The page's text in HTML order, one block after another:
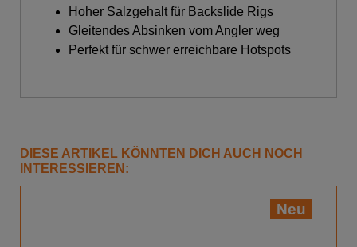
Hoher Salzgehalt für Backslide Rigs
Gleitendes Absinken vom Angler weg
Perfekt für schwer erreichbare Hotspots
DIESE ARTIKEL KÖNNTEN DICH AUCH NOCH
INTERESSIEREN:
Neu